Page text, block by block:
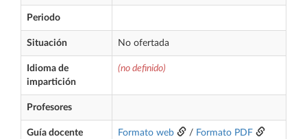
Periodo
Situación No ofertada
Idioma de
impartición
(no definido)
Profesores
Guía docente Formato web / Formato PDF